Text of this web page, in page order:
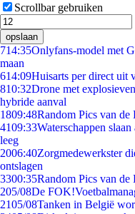
Scrollbar gebruiken
opslaan
714:35Onlyfans-model met
maan
614:09Huisarts per direct uit
810:32Drone met
hybride aanval
1809:48Random Pics van de
4109:33Waterschappen
leeg
2006:40Zorgmedewerkster
ontslagen
3300:35Random Pics van de
205/08De
2105/08Tanken in België